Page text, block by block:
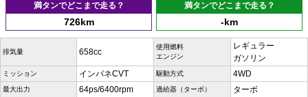
満タンでどこまで走る？
726km
満タンでどこまで走る？
-km
排気量 658cc
使用燃料
エンジン
レギュラー
ガソリン
ミッション インパネCVT 駆動方式 4WD
最大出力 64ps/6400rpm 過給器（ターボ） ターボ